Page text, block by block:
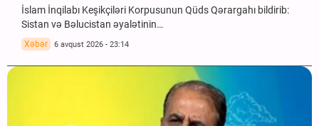
İslam İnqilabı Keşikçiləri Korpusunun Qüds Qərargahı bildirib:
Sistan və Bəlucistan əyalətinin…
Xəbər 6 avqust 2026 - 23:14